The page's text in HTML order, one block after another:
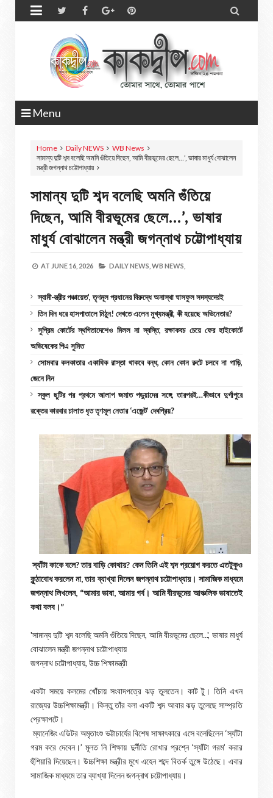
 
Menu
Home Daily NEWS
WB News
সামান্য দুটি শব্দ বলেছি অমনি গুঁতিয়ে দিছেন, আমি বীরভূমের ছেলে…’, ভাষার মাধুর্য বোঝালেন
মন্ত্রী জগন্নাথ চট্টোপাধ্যায়
সামান্য দুটি শব্দ বলেছি অমনি গুঁতিয়ে
দিছেন, আমি বীরভূমের ছেলে…’, ভাষার
মাধুর্য বোঝালেন মন্ত্রী জগন্নাথ চট্টোপাধ্যায়
AT JUNE 16, 2026 DAILY NEWS, WB NEWS,
স্বামী-স্ত্রীর পঞ্চায়েত’, তৃণমূল প্রধানের বিরুদ্ধে অনাস্থা ঘাসফুল সদস্যদেরই
তিন দিন ধরে হাসপাতালে মিঠুন! দেখতে এলেন মুখ্যমন্ত্রী, কী হয়েছে অভিনেতার?
সুপ্রিম কোর্টের স্থগিতাদেশেও মিলল না স্বস্তি, রক্ষাকবচ চেয়ে ফের হাইকোর্টে
অভিষেকের পিএ সুমিত
সোমবার কলকাতার একাধিক রাস্তা থাকবে বন্ধ, কোন কোন রুটে চলবে না গাড়ি,
জেনে নিন
স্কুল ছুটির পর প্রথমে আলাপ জমাত পড়ুয়াদের সঙ্গে, তারপরই…কীভাবে দুর্গাপুরে
রক্তের কারবার চালাত ধৃত তৃণমূল নেতার ‘এজেন্ট’ দেবপ্রিয়?
স্যাঁটা কাকে বলে? তার বাড়ি কোথায়? কেন তিনি এই শব্দ প্রয়োগ করতে এতটুকুও
কুন্ঠাবোধ করলেন না, তার ব্যাখ্যা দিলেন জগন্নাথ চট্টোপাধ্যায়। সামাজিক মাধ্যমে
জগন্নাথ লিখলেন, “আমার ভাষা, আমার গর্ব। আমি বীরভূমের আঞ্চলিক ভাষাতেই
কথা বলব।”
'সামান্য দুটি শব্দ বলেছি অমনি গুঁতিয়ে দিছেন, আমি বীরভূমের ছেলে...', ভাষার মাধুর্য
বোঝালেন মন্ত্রী জগন্নাথ চট্টোপাধ্যায়
জগন্নাথ চট্টোপাধ্যায়, উচ্চ শিক্ষামন্ত্রী
একটা সময়ে কলমের খোঁচায় সংবাদপত্রে ঝড় তুলতেন। কাট টু। তিনি এখন
রাজ্যের উচ্চশিক্ষামন্ত্রী। কিন্তু তাঁর বলা একটি শব্দ আবার ঝড় তুলেছে সাম্প্রতি
প্রেক্ষাপটে।
ম্যানেজিং এডিটর অমৃতাংশু ভট্টাচার্যের বিশেষ সাক্ষাৎকারে এসে বলেছিলেন ‘স্যাঁটা
গরম করে দেবেন।’ মূলত নি শিক্ষায় দুর্নীতি রোখার প্রশ্নে ‘স্যাঁটা গরম’ করার
হুঁশিয়ারি দিয়েছেন। উচ্চশিক্ষা মন্ত্রীর মুখে এহেন শব্দে বিতর্ক তুঙ্গে উঠেছে। এবার
সামাজিক মাধ্যমে তার ব্যাখ্যা দিলেন জগন্নাথ চট্টোপাধ্যায়।